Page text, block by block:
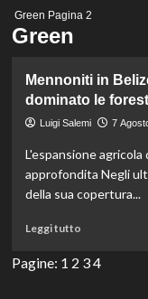
Green Pagina 2
Green
Mennoniti in
dominato le
Luigi Salemi 7
L'espansione
approfondita Negli
della sua copertura...
Leggi tuttoLeggi
più
Pagine: 1 2 34